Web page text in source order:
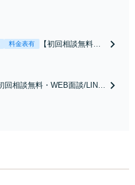
料金表有
【初回相談無料・
倫の早期解決】
回相談無料・WEB面談/LINE
域密着】